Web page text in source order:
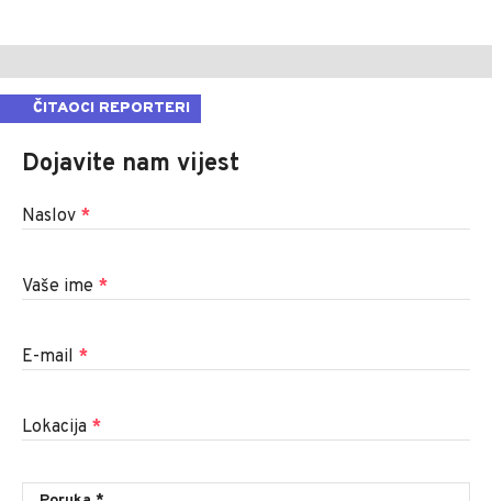
ČITAOCI REPORTERI
Dojavite nam vijest
Naslov *
Vaše ime *
E-mail *
Lokacija *